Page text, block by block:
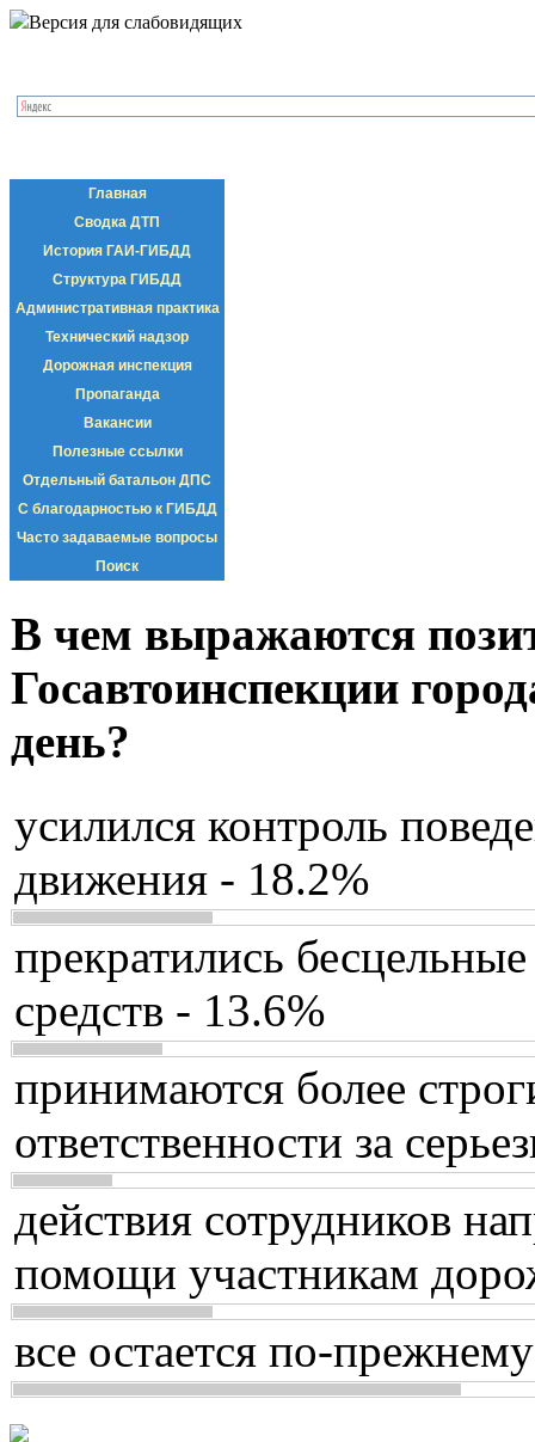
Версия для слабовидящих
Главная
Сводка ДТП
История ГАИ-ГИБДД
Структура ГИБДД
Административная практика
Технический надзор
Дорожная инспекция
Пропаганда
Вакансии
Полезные ссылки
Отдельный батальон ДПС
С благодарностью к ГИБДД
Часто задаваемые вопросы
Поиск
В чем выражаются
Госавтоинспекции
день?
усилился контроль
движения - 18.2%
прекратились
средств - 13.6%
принимаются более
ответственности за
действия сотрудников
помощи участникам
все остается по-